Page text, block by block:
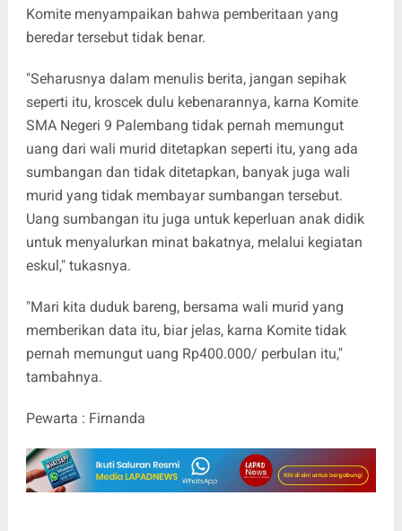
Komite menyampaikan bahwa pemberitaan yang
beredar tersebut tidak benar.
"Seharusnya dalam menulis berita, jangan sepihak
seperti itu, kroscek dulu kebenarannya, karna Komite
SMA Negeri 9 Palembang tidak pernah memungut
uang dari wali murid ditetapkan seperti itu, yang ada
sumbangan dan tidak ditetapkan, banyak juga wali
murid yang tidak membayar sumbangan tersebut.
Uang sumbangan itu juga untuk keperluan anak didik
untuk menyalurkan minat bakatnya, melalui kegiatan
eskul," tukasnya.
"Mari kita duduk bareng, bersama wali murid yang
memberikan data itu, biar jelas, karna Komite tidak
pernah memungut uang Rp400.000/ perbulan itu,"
tambahnya.
Pewarta : Firnanda